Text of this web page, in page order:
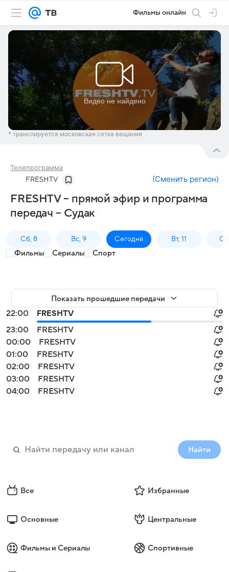
Фильмы онлайн
* транслируется московская сетка вещания
Телепрограмма
FRESHTV (Сменить регион)
FRESHTV – прямой эфир и программа
передач – Судак
Сб, 8 Вс, 9 Сегодня Вт, 11
Фильмы Сериалы Спорт
Показать прошедшие передачи
22:00
FRESHTV
23:00
FRESHTV
00:00
FRESHTV
01:00
FRESHTV
02:00
FRESHTV
03:00
FRESHTV
04:00
FRESHTV
Найти
Все Избранные
Основные Центральные
Фильмы и Сериалы Спортивные